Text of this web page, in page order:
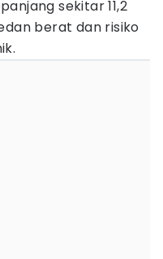
sekitar 11,2
berat dan risiko